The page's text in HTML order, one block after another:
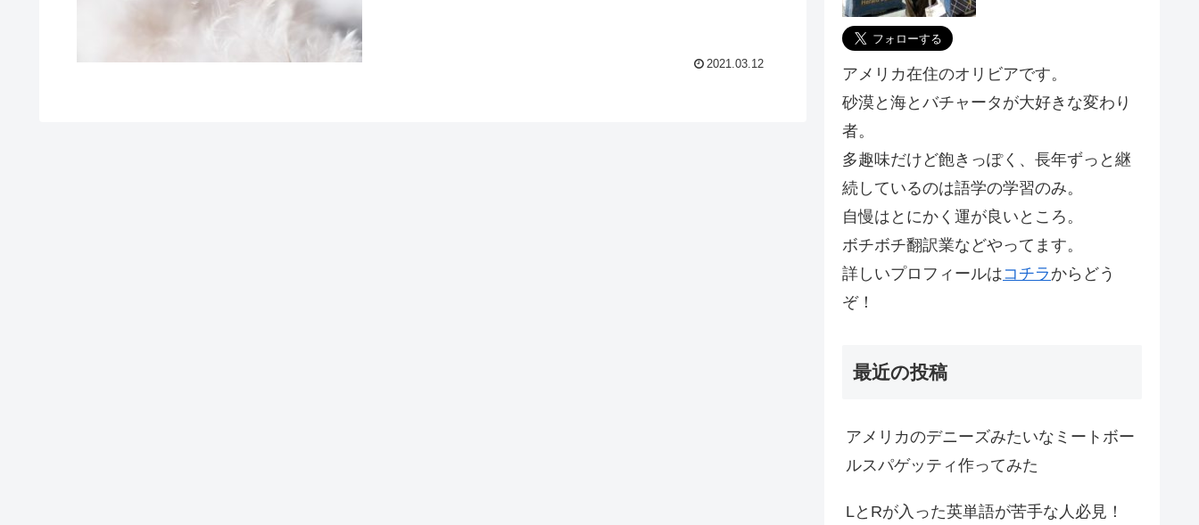
2021.03.12
アメリカ在住のオリビアです。
砂漠と海とバチャータが大好きな変わり
者。
多趣味だけど飽きっぽく、長年ずっと継
続しているのは語学の学習のみ。
自慢はとにかく運が良いところ。
ボチボチ翻訳業などやってます。
詳しいプロフィールはコチラ からどう
ぞ！
最近の投稿
アメリカのデニーズみたいなミートボー
ルスパゲッティ作ってみた
LとRが入った英単語が苦手な人必見！